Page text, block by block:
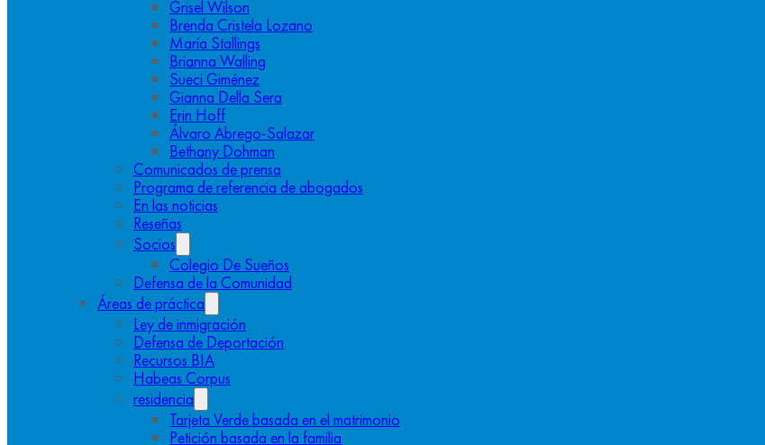
Grisel Wilson
Brenda Cristela Lozano
María Stallings
Brianna Walling
Sueci Giménez
Gianna Della Sera
Erin Hoff
Álvaro Abrego-Salazar
Bethany Dohman
Comunicados de prensa
Programa de referencia de abogados
En las noticias
Reseñas
Socios
Colegio De Sueños
Defensa de la Comunidad
Áreas de práctica
Ley de inmigración
Defensa de Deportación
Recursos BIA
Habeas Corpus
residencia
Tarjeta Verde basada en el matrimonio
Petición basada en la familia